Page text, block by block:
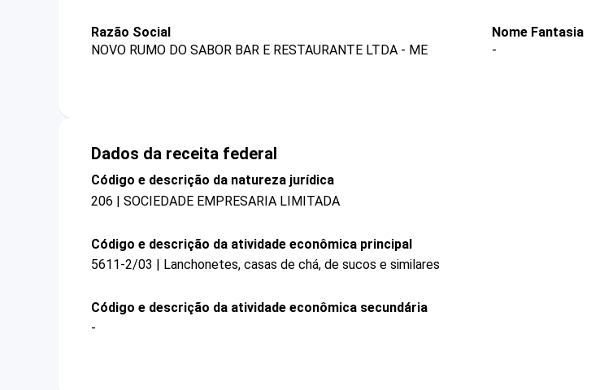
Razão Social
NOVO RUMO DO SABOR BAR E RESTAURANTE LTDA - ME
Nome Fantasia
-
Dados da receita federal
Código e descrição da natureza jurídica
206 | SOCIEDADE EMPRESARIA LIMITADA
Código e descrição da atividade econômica principal
5611-2/03 | Lanchonetes, casas de chá, de sucos e similares
Código e descrição da atividade econômica secundária
-